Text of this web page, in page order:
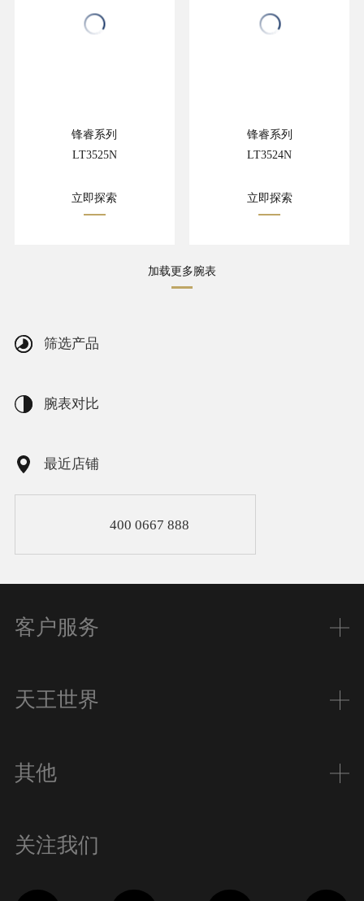
锋睿系列
LT3525N
立即探索
锋睿系列
LT3524N
立即探索
加载更多腕表
筛选产品
腕表对比
最近店铺
400 0667 888
客户服务
天王世界
其他
关注我们